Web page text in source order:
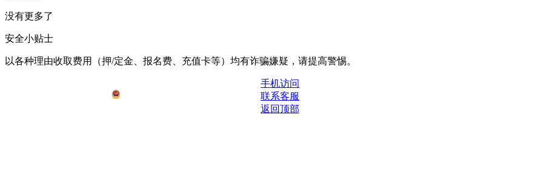
没有更多了
安全小贴士
以各种理由收取费⽤（押/定⾦、报名费、充值卡等）均有诈骗嫌疑，请提⾼警惕。
手机访问
联系客服
返回顶部